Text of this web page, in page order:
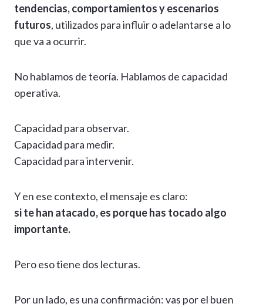
tendencias, comportamientos y escenarios
futuros, utilizados para influir o adelantarse a lo
que va a ocurrir.
No hablamos de teoría. Hablamos de capacidad
operativa.
Capacidad para observar.
Capacidad para medir.
Capacidad para intervenir.
Y en ese contexto, el mensaje es claro:
si te han atacado, es porque has tocado algo
importante.
Pero eso tiene dos lecturas.
Por un lado, es una confirmación: vas por el buen